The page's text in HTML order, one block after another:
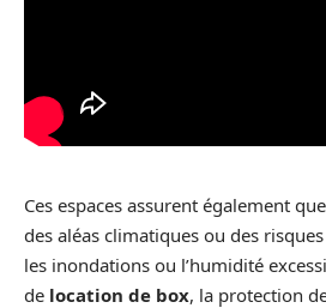
Ces espaces assurent également
des aléas climatiques ou des
les inondations ou l’humidité
de location de box, la protection